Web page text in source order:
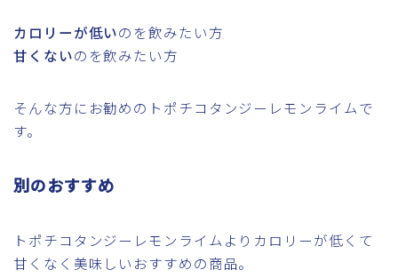
カロリーが低いのを飲みたい方
甘くないのを飲みたい方
そんな方にお勧めのトポチコタンジーレモンライムで
す。
別のおすすめ
トポチコタンジーレモンライムよりカロリーが低くて
甘くなく美味しいおすすめの商品。